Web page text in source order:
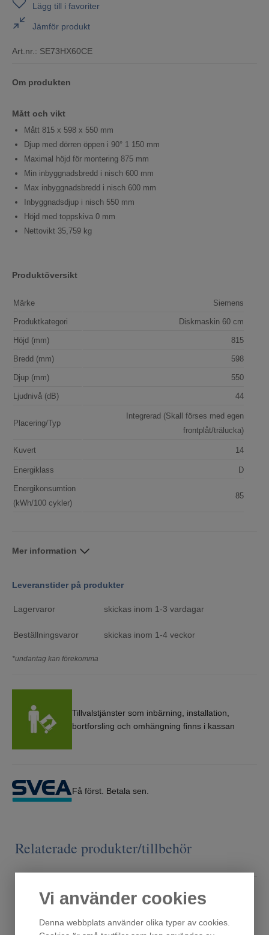
Vi använder cookies
Denna webbplats använder olika typer av cookies.
Lägg till i favoriter
Jämför produkt
Art.nr.: SE73HX60CE
Om produkten
Mått och vikt
Mått 815 x 598 x 550 mm
Djup med dörren öppen i 90° 1 150 mm
Maximal höjd för montering 875 mm
Min inbyggnadsbredd i nisch 600 mm
Max inbyggnadsbredd i nisch 600 mm
Inbyggnadsdjup i nisch 550 mm
Höjd med toppskiva 0 mm
Nettovikt 35,759 kg
Produktöversikt
Märke Siemens
Produktkategori Diskmaskin 60 cm
Höjd (mm) 815
Bredd (mm) 598
Djup (mm) 550
Ljudnivå (dB) 44
Placering/Typ
Integrerad (Skall förses med egen
frontplåt/trälucka)
Kuvert 14
Energiklass D
Energikonsumtion
(kWh/100 cykler)
85
Mer information
Leveranstider på produkter
Lagervaror skickas inom 1-3 vardagar
Beställningsvaror skickas inom 1-4 veckor
*undantag kan förekomma
Tillvalstjänster som inbärning, installation,
bortforsling och omhängning finns i kassan
Få först. Betala sen.
Relaterade produkter/tillbehör